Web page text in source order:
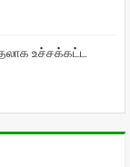
உச்சக்கட்ட